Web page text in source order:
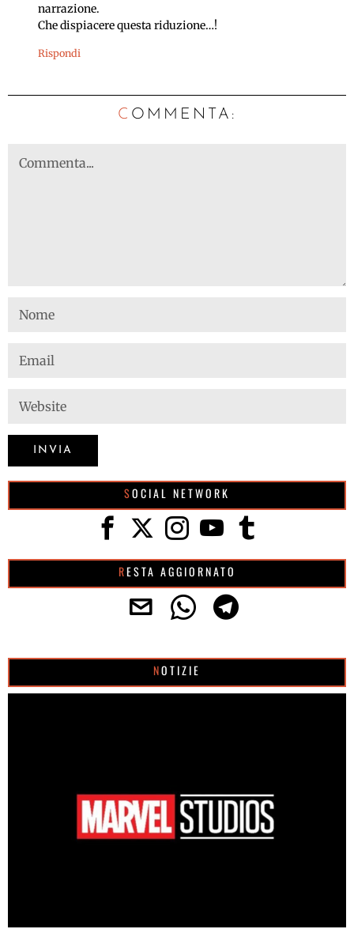
narrazione.
Che dispiacere questa riduzione…!
Rispondi
C OMMENTA:
SOCIAL NETWORK
RESTA AGGIORNATO
NOTIZIE